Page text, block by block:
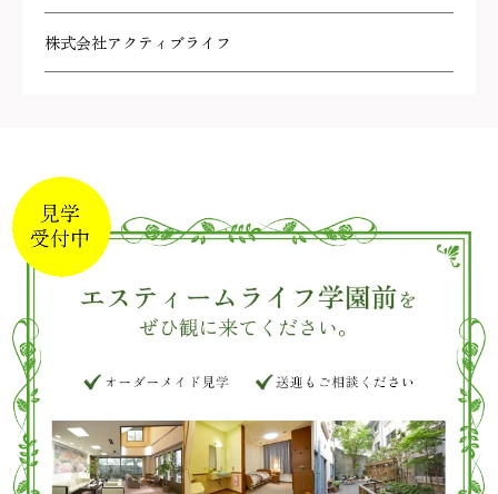
株式会社アクティブライフ